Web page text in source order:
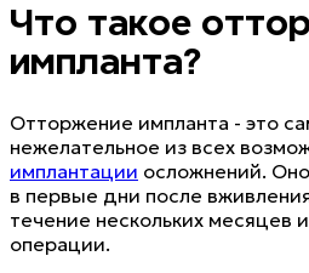
Что такое
импланта?
Отторжение импланта - это
нежелательное из всех
имплантации осложнений.
в первые дни после
течение нескольких месяцев
операции.